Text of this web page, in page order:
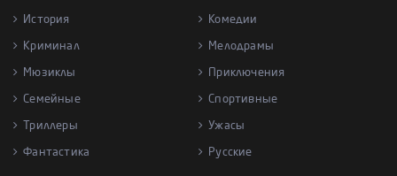
История Комедии
Криминал Мелодрамы
Мюзиклы Приключения
Семейные Спортивные
Триллеры Ужасы
Фантастика Русские